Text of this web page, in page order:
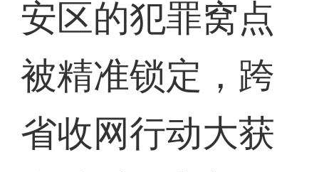
安区的犯罪窝点
被精准锁定，跨
省收网行动大获